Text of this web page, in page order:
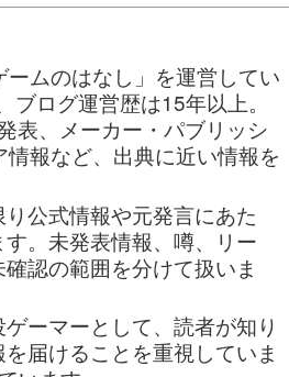
ムのはなし」を運営してい
ログ運営歴は15年以上。
表、メーカー・パブリッシ
報など、出典に近い情報を
公式情報や元発言にあた
。未発表情報、噂、リー
認の範囲を分けて扱いま
ーマーとして、読者が知り
届けることを重視していま